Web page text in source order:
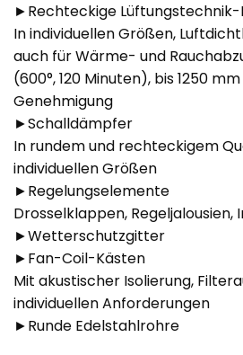
►Rechteckige
In individuellen Größen,
auch für Wärme- und
(600°, 120 Minuten), bis 1250
Genehmigung
►Schalldämpfer
In rundem und rechteckigem
individuellen Größen
►Regelungselemente
Drosselklappen, Regeljalousien,
►Wetterschutzgitter
►Fan-Coil-Kästen
Mit akustischer Isolierung,
individuellen Anforderungen
►Runde Edelstahlrohre